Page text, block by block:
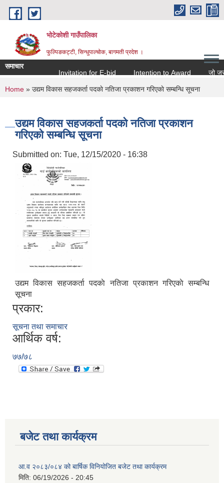
Skip to main content
भोटेकोशी गाउँपालिका
फुल्पिङकट्टी, सिन्धुपाल्चोक, बागमती प्रदेश ।
समाचार
Invitation for E-bid
Intention to Award जो जस
You are here
Home » उद्यम विकास सहजकर्ता पदकाे नतिजा प्रकाशन गरिएकाे सम्बन्धि सूचना
उद्यम विकास सहजकर्ता पदकाे नतिजा प्रकाशन
गरिएकाे सम्बन्धि सूचना
Submitted on: Tue, 12/15/2020 - 16:38
उद्यम विकास सहजकर्ता पदकाे नतिजा प्रकाशन गरिएकाे सम्बन्धि
सूचना
प्रकार:
सूचना तथा समाचार
आर्थिक वर्ष:
७७/७८
बजेट तथा कार्यक्रम
आ.व २०८३/०८४ को बार्षिक विनियोजित बजेट तथा कार्यक्रम
मिति: 06/19/2026 - 20:45